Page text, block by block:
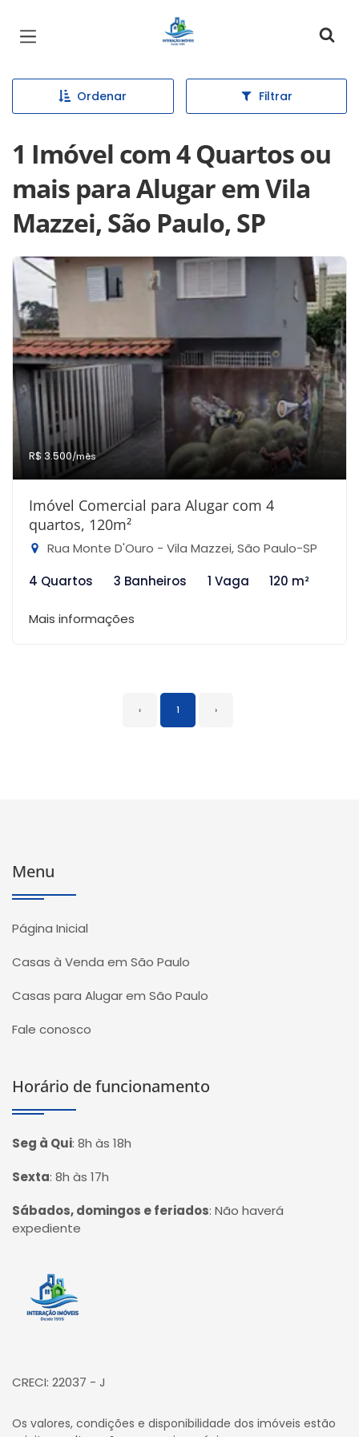
Página inicial
Ordenar Filtrar
1 Imóvel com 4 Quartos ou
mais para Alugar em Vila
Mazzei, São Paulo, SP
R$ 3.500/mês
Imóvel Comercial para Alugar com 4
quartos, 120m²
Rua Monte D'Ouro - Vila Mazzei, São Paulo-SP
4 Quartos
3 Banheiros 1 Vaga 120 m²
Mais informações
‹ 1 ›
Menu
Página Inicial
Casas à Venda em São Paulo
Casas para Alugar em São Paulo
Fale conosco
Horário de funcionamento
Seg à Qui: 8h às 18h
Sexta: 8h às 17h
Sábados, domingos e feriados: Não haverá
expediente
Página inicial
CRECI: 22037 - J
Os valores, condições e disponibilidade dos imóveis estão